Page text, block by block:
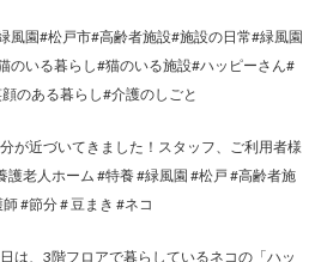
風園#松戸市#高齢者施設#施設の日常#緑風園
のいる暮らし#猫のいる施設#ハッピーさん#
のある暮らし#介護のしごと
が近づいてきました！スタッフ、ご利用者様
護老人ホーム #特養 #緑風園 #松戸 #高齢者施
#節分 # 豆まき #ネコ
は、3階フロアで暮らしているネコの「ハッ